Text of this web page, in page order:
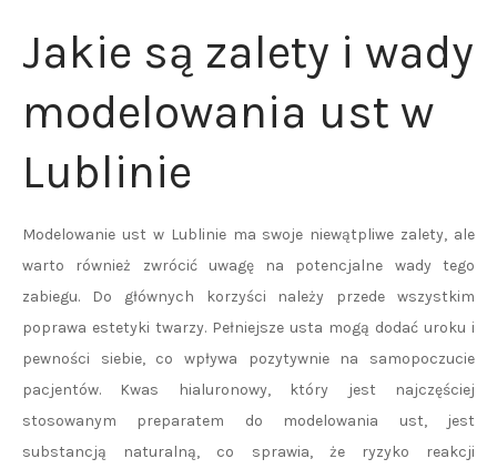
Jakie są zalety i wady
modelowania ust w
Lublinie
Modelowanie ust w Lublinie ma swoje niewątpliwe zalety, ale
warto również zwrócić uwagę na potencjalne wady tego
zabiegu. Do głównych korzyści należy przede wszystkim
poprawa estetyki twarzy. Pełniejsze usta mogą dodać uroku i
pewności siebie, co wpływa pozytywnie na samopoczucie
pacjentów. Kwas hialuronowy, który jest najczęściej
stosowanym preparatem do modelowania ust, jest
substancją naturalną, co sprawia, że ryzyko reakcji